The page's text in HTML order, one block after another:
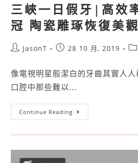
三峽一日假牙|高效
冠 陶瓷雕琢恢復美觀
JasonT 28 10 月, 2019
像電視明星般潔白的牙齒其實人
口腔中那些難以...
Continue Reading